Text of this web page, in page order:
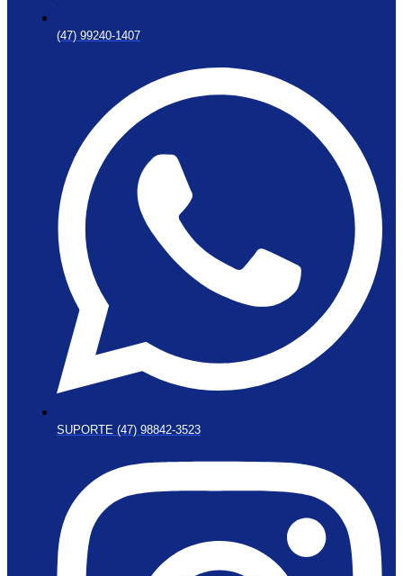
(47) 99240-1407
SUPORTE (47) 98842-3523